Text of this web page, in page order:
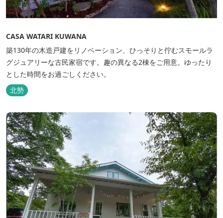
CASA WATARI KUWANA
築130年の木造戸建をリノベーション、ひっそりと佇むスモールラ
グジュアリーな古民家宿です。趣の異なる2棟をご用意。ゆったり
とした時間をお過ごしください。
北勢